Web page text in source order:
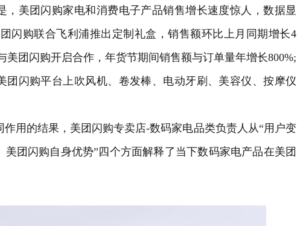
美团闪购家电和消费电子产品销售增长速度惊人，数据显
团闪购联合飞利浦推出定制礼盒，销售额环比上月同期增长4
美团闪购开启合作，年货节期间销售额与订单量年增长800%;
团闪购平台上吹风机、卷发棒、电动牙刷、美容仪、按摩仪
的结果，美团闪购专卖店-数码家电品类负责人从“用户变
团闪购自身优势”四个方面解释了当下数码家电产品在美团